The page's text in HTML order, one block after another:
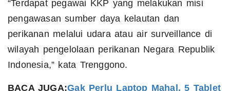
“Terdapat pegawai KKP yang melakukan misi
pengawasan sumber daya kelautan dan
perikanan melalui udara atau air surveillance di
wilayah pengelolaan perikanan Negara Republik
Indonesia,” kata Trenggono.
BACA JUGA:Gak Perlu Laptop Mahal, 5 Tablet